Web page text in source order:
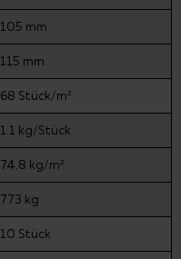
105 mm
115 mm
68 Stück/m²
1.1 kg/Stück
74.8 kg/m²
773 kg
10 Stück